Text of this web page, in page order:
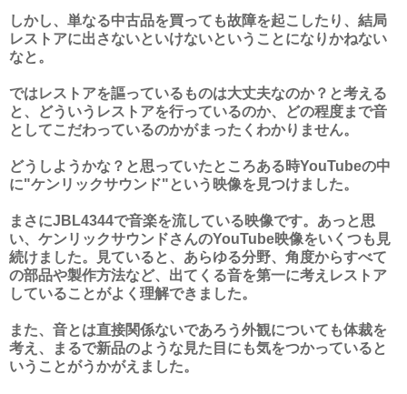
しかし、単なる中古品を買っても故障を起こしたり、結局
レストアに出さないといけないということになりかねない
なと。
ではレストアを謳っているものは大丈夫なのか？と考える
と、どういうレストアを行っているのか、どの程度まで音
としてこだわっているのかがまったくわかりません。
どうしようかな？と思っていたところある時YouTubeの中
に"ケンリックサウンド"という映像を見つけました。
まさにJBL4344で音楽を流している映像です。あっと思
い、ケンリックサウンドさんのYouTube映像をいくつも見
続けました。見ていると、あらゆる分野、角度からすべて
の部品や製作方法など、出てくる音を第一に考えレストア
していることがよく理解できました。
また、音とは直接関係ないであろう外観についても体裁を
考え、まるで新品のような見た目にも気をつかっていると
いうことがうかがえました。